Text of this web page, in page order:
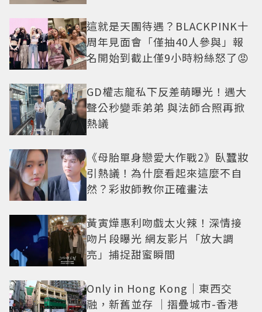
這就是天團待遇？BLACKPINK十
周年見面會「僅抽40人參與」報
名開始到截止僅9小時粉絲怒了😡
GD權志龍私下反差萌曝光！遇大
聲公秒變乖弟弟 與法師合照再掀
熱議
《母胎單身戀愛大作戰2》臥蠶妝
引熱議！為什麼看起來這麼不自
然？彩妝師教你正確畫法
黃寅燁惠利吻戲太火辣！深情接
吻片段曝光 網友影片「放大調
亮」捕捉甜蜜瞬間
Only in Hong Kong｜東西交
融，新舊並存 ｜摺疊城市-香港